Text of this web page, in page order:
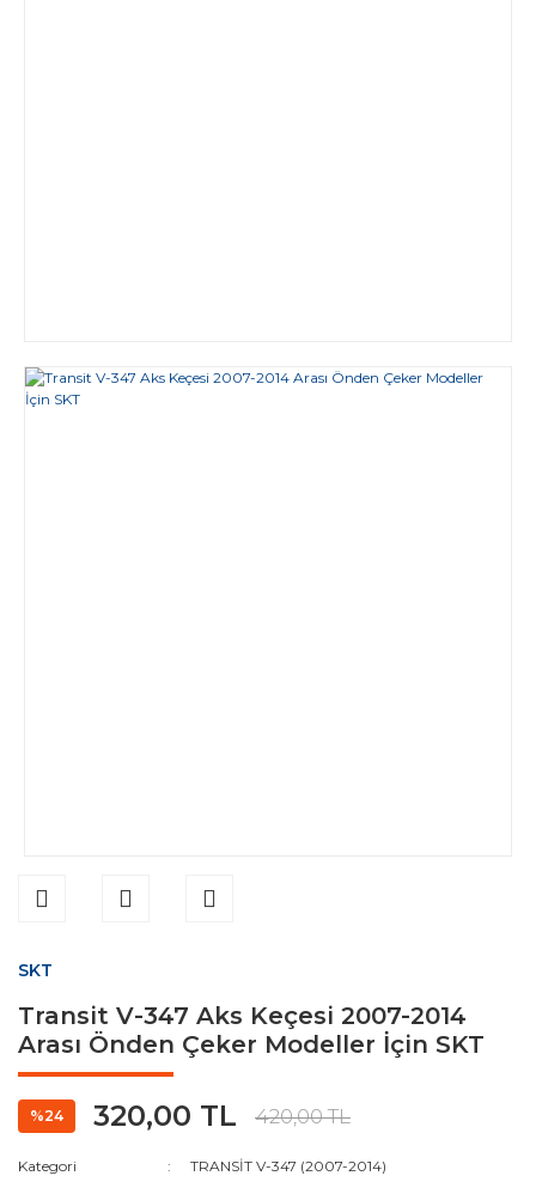
SKT
Transit V-347 Aks Keçesi 2007-2014
Arası Önden Çeker Modeller İçin SKT
%24 320,00 TL 420,00 TL
Kategori
TRANSİT V-347 (2007-2014)